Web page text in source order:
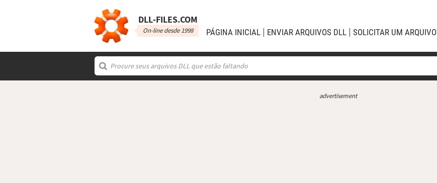
DLL‑FILES.COM
On-line desde 1998 PÁGINA INICIAL ENVIAR ARQUIVOS DLL SOLICITAR UM ARQUIVO
advertisement